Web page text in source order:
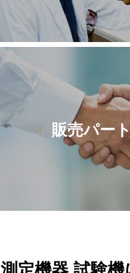
販売パー